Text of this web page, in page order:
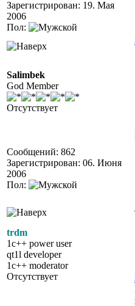
Зарегистрирован: 19. Мая
2006
Пол:
Salimbek
God Member
Отсутствует
Сообщений: 862
Зарегистрирован: 06. Июня
2006
Пол:
trdm
1c++ power user
qt1l developer
1c++ moderator
Отсутствует